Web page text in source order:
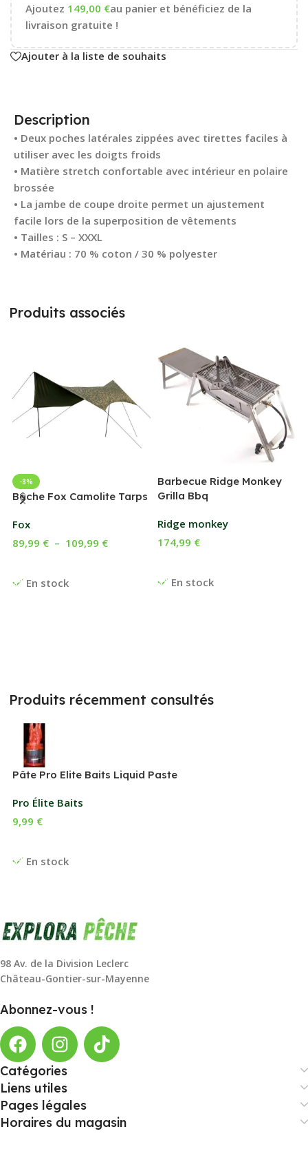
Ajoutez 149,00 €au panier et bénéficiez de la
livraison gratuite !
Ajouter à la liste de souhaits
Description
• Deux poches latérales zippées avec tirettes faciles à
utiliser avec les doigts froids
• Matière stretch confortable avec intérieur en polaire
brossée
• La jambe de coupe droite permet un ajustement
facile lors de la superposition de vêtements
• Tailles : S – XXXL
• Matériau : 70 % coton / 30 % polyester
Produits associés
-8%
Bâche Fox Camolite Tarps
Fox
En stock
89,99 € – 109,99 €
Barbecue Ridge Monkey
Grilla Bbq
Ridge monkey
En stock
174,99 €
Produits récemment consultés
Pâte Pro Elite Baits Liquid Paste
Pro Élite Baits
En stock
9,99 €
98 Av. de la Division Leclerc
Château-Gontier-sur-Mayenne
Abonnez-vous !
Catégories
Liens utiles
Pages légales
Horaires du magasin